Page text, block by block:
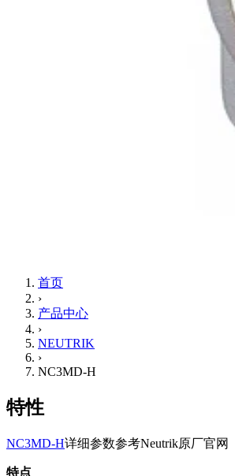
首页
›
产品中心
›
NEUTRIK
›
NC3MD-H
特性
NC3MD-H详细参数参考Neutrik原厂官网
特点